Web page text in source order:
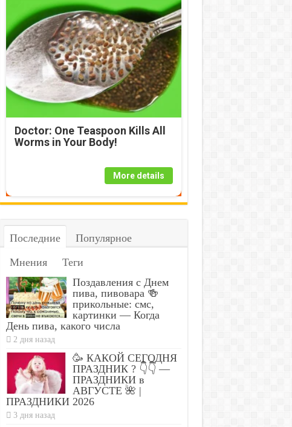
Doctor: One Teaspoon Kills All
Worms in Your Body!
More details
Последние
Популярное
Мнения
Теги
Поздавления с Днем
пива, пивовара 🍻
прикольные: смс,
картинки — Когда
День пива, какого числа
2 дня назад
🥳 КАКОЙ СЕГОДНЯ
ПРАЗДНИК ? 👇👇 —
ПРАЗДНИКИ в
АВГУСТЕ 🌺 |
ПРАЗДНИКИ 2026
3 дня назад